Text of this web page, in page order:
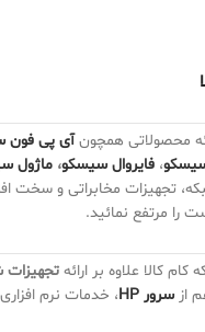
محصولاتی همچونآی پی فون
، فایروال سیسکو، ماژول
تجهیزات مخابراتی و سخت
را مرتفع نمائید.
کالا علاوه بر ارائه
از سرور HP